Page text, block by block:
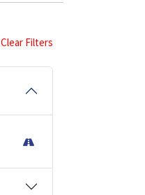
Clear Filters